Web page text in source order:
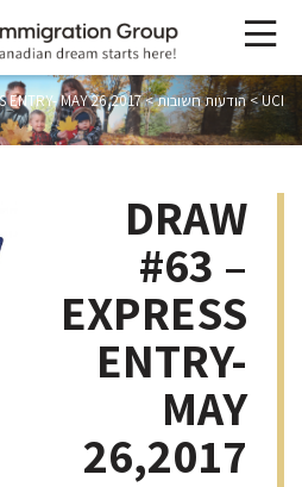
UCI
>הודעות חשובות>
ENTRY- MAY 26,2017
DRAW
#63 –
EXPRESS
ENTRY-
MAY
26,2017